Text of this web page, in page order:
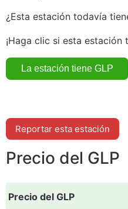
¿Esta estación todavía
¡Haga clic si esta estación
Reportar esta estación
Precio del GLP
Precio del GLP